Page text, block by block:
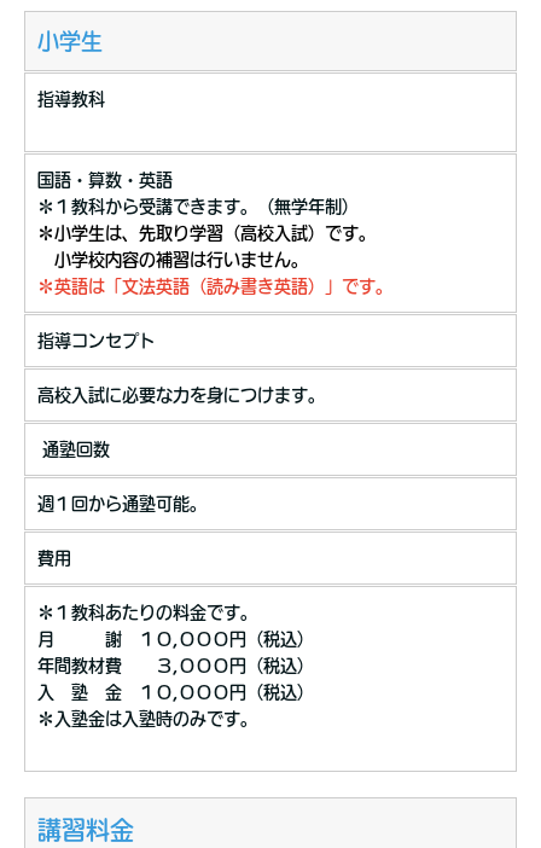
小学生
指導教科
国語・算数・英語
＊１教科から受講できます。（無学年制）
＊小学生は、先取り学習（高校入試）です。
小学校内容の補習は行いません。
＊英語は「文法英語（読み書き英語）」です。
指導コンセプト
高校入試に必要な力を身につけます。
通塾回数
週１回から通塾可能。
費用
＊１教科あたりの料金です。
月 謝 １０,０００円（税込）
年間教材費 ３,０００円（税込）
入 塾 金 １０,０００円（税込）
＊入塾金は入塾時のみです。
講習料金